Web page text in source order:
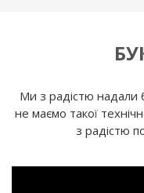
Ми з радістю надали
не маємо такої
з радістю